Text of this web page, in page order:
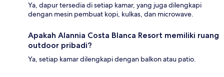
Ya, dapur tersedia di setiap kamar, yang juga dilengkapi
dengan mesin pembuat kopi, kulkas, dan microwave.
Apakah Alannia Costa Blanca Resort memiliki ruang
outdoor pribadi?
Ya, setiap kamar dilengkapi dengan balkon atau patio.